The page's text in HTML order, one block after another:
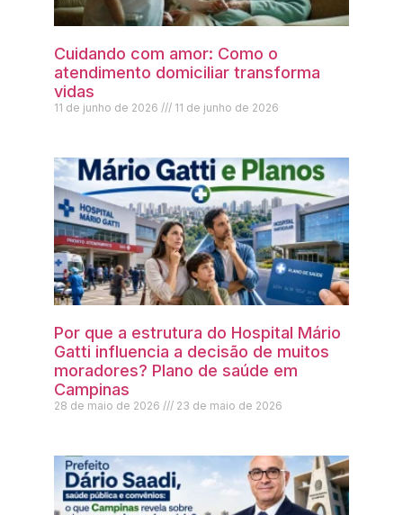
Cuidando com amor: Como o
atendimento domiciliar transforma
vidas
11 de junho de 2026 11 de junho de 2026
Por que a estrutura do Hospital Mário
Gatti influencia a decisão de muitos
moradores? Plano de saúde em
Campinas
28 de maio de 2026 23 de maio de 2026